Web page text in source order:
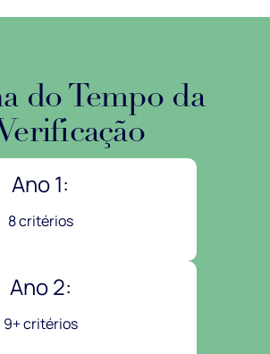
do Tempo da
Ano 1:
8 critérios
Ano 2:
9+ critérios